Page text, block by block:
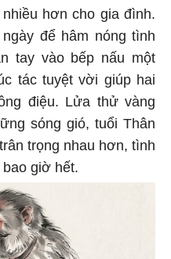
hơn cho gia đình.
để hâm nóng tình
tay vào bếp nấu một
tác tuyệt vời giúp hai
điệu. Lửa thử vàng
sóng gió, tuổi Thân
trọng nhau hơn, tình
giờ hết.